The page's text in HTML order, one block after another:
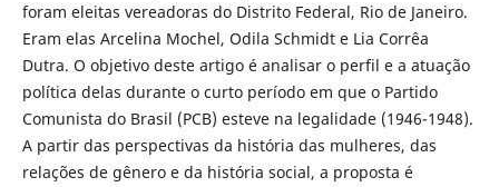
foram eleitas vereadoras do Distrito Federal, Rio de Janeiro.
Eram elas Arcelina Mochel, Odila Schmidt e Lia Corrêa
Dutra. O objetivo deste artigo é analisar o perfil e a atuação
política delas durante o curto período em que o Partido
Comunista do Brasil (PCB) esteve na legalidade (1946-1948).
A partir das perspectivas da história das mulheres, das
relações de gênero e da história social, a proposta é